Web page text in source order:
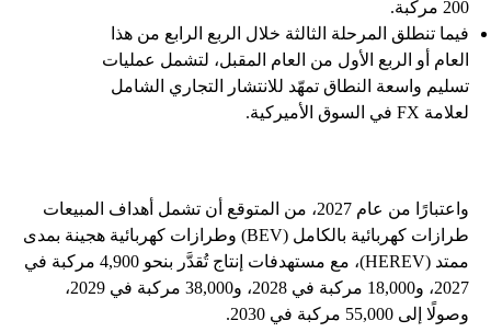
200 مركبة.
فيما تنطلق المرحلة الثالثة خلال الربع الرابع من هذا
العام أو الربع الأول من العام المقبل، لتشمل عمليات
تسليم واسعة النطاق تمهّد للانتشار التجاري الشامل
لعلامة FX في السوق الأميركية.
واعتبارًا من عام 2027، من المتوقع أن تشمل أهداف المبيعات
طرازات كهربائية بالكامل (BEV) وطرازات كهربائية هجينة بمدى
ممتد (HEREV)، مع مستهدفات إنتاج تُقدَّر بنحو 4,900 مركبة في
2027، و18,000 مركبة في 2028، و38,000 مركبة في 2029،
وصولًا إلى 55,000 مركبة في 2030.